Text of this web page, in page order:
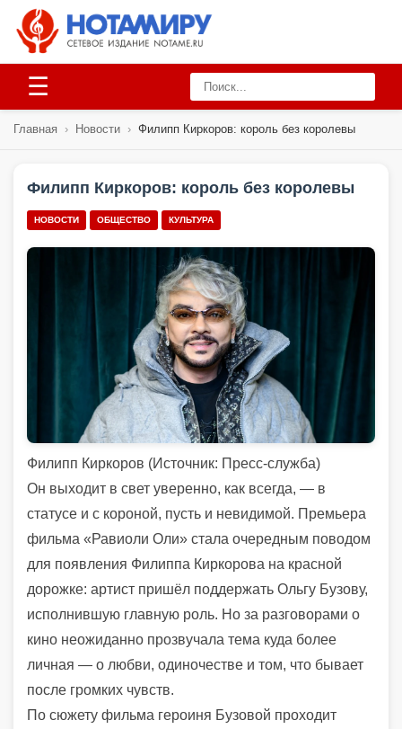
☰
Главная › Новости › Филипп Киркоров: король без королевы
Филипп Киркоров: король без королевы
НОВОСТИ ОБЩЕСТВО КУЛЬТУРА
Филипп Киркоров (Источник: Пресс-служба)
Он выходит в свет уверенно, как всегда, — в
статусе и с короной, пусть и невидимой. Премьера
фильма «Равиоли Оли» стала очередным поводом
для появления Филиппа Киркорова на красной
дорожке: артист пришёл поддержать Ольгу Бузову,
исполнившую главную роль. Но за разговорами о
кино неожиданно прозвучала тема куда более
личная — о любви, одиночестве и том, что бывает
после громких чувств.
По сюжету фильма героиня Бузовой проходит